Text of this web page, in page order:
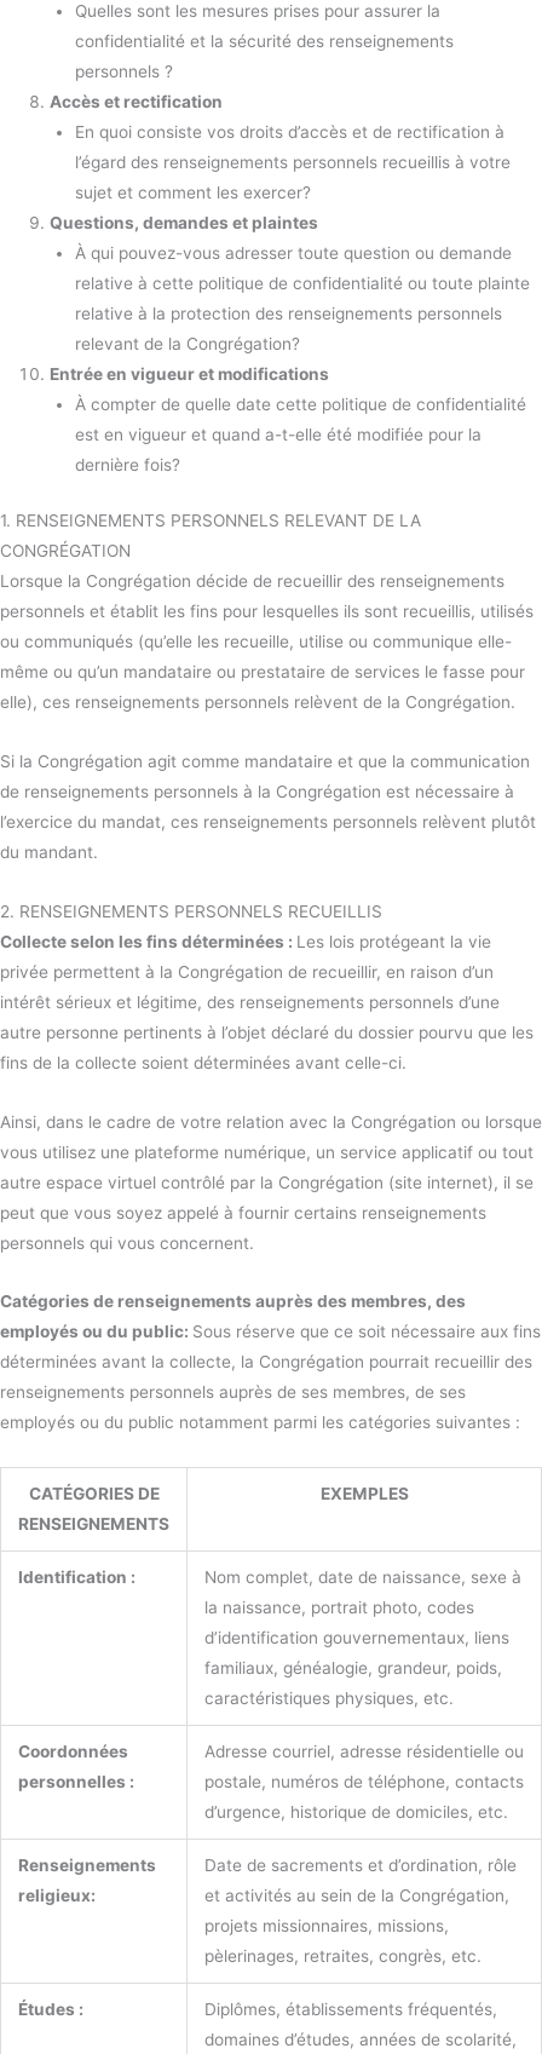
Quelles sont les mesures prises pour assurer la
confidentialité et la sécurité des renseignements
personnels ?
Accès et rectification
En quoi consiste vos droits d’accès et de rectification à
l’égard des renseignements personnels recueillis à votre
sujet et comment les exercer?
Questions, demandes et plaintes
À qui pouvez-vous adresser toute question ou demande
relative à cette politique de confidentialité ou toute plainte
relative à la protection des renseignements personnels
relevant de la Congrégation?
Entrée en vigueur et modifications
À compter de quelle date cette politique de confidentialité
est en vigueur et quand a-t-elle été modifiée pour la
dernière fois?
1. RENSEIGNEMENTS PERSONNELS RELEVANT DE LA
CONGRÉGATION
Lorsque la Congrégation décide de recueillir des renseignements
personnels et établit les fins pour lesquelles ils sont recueillis, utilisés
ou communiqués (qu’elle les recueille, utilise ou communique elle-
même ou qu’un mandataire ou prestataire de services le fasse pour
elle), ces renseignements personnels relèvent de la Congrégation.
Si la Congrégation agit comme mandataire et que la communication
de renseignements personnels à la Congrégation est nécessaire à
l’exercice du mandat, ces renseignements personnels relèvent plutôt
du mandant.
2. RENSEIGNEMENTS PERSONNELS RECUEILLIS
Collecte selon les fins déterminées : Les lois protégeant la vie
privée permettent à la Congrégation de recueillir, en raison d’un
intérêt sérieux et légitime, des renseignements personnels d’une
autre personne pertinents à l’objet déclaré du dossier pourvu que les
fins de la collecte soient déterminées avant celle-ci.
Ainsi, dans le cadre de votre relation avec la Congrégation ou lorsque
vous utilisez une plateforme numérique, un service applicatif ou tout
autre espace virtuel contrôlé par la Congrégation (site internet), il se
peut que vous soyez appelé à fournir certains renseignements
personnels qui vous concernent.
Catégories de renseignements auprès des membres, des
employés ou du public: Sous réserve que ce soit nécessaire aux fins
déterminées avant la collecte, la Congrégation pourrait recueillir des
renseignements personnels auprès de ses membres, de ses
employés ou du public notamment parmi les catégories suivantes :
CATÉGORIES DE
RENSEIGNEMENTS
EXEMPLES
Identification :
Nom complet, date de naissance, sexe à
la naissance, portrait photo, codes
d’identification gouvernementaux, liens
familiaux, généalogie, grandeur, poids,
caractéristiques physiques, etc.
Coordonnées
personnelles :
Adresse courriel, adresse résidentielle ou
postale, numéros de téléphone, contacts
d’urgence, historique de domiciles, etc.
Renseignements
religieux:
Date de sacrements et d’ordination, rôle
et activités au sein de la Congrégation,
projets missionnaires, missions,
pèlerinages, retraites, congrès, etc.
Études :
Diplômes, établissements fréquentés,
domaines d’études, années de scolarité,